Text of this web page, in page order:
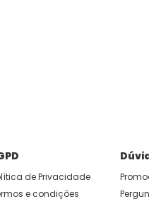
de Privacidade
e condições